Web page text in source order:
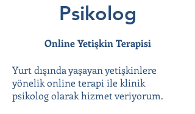
Psikolog
Online Yetişkin Terapisi
Yurt dışında yaşayan yetişkinlere
yönelik online terapi ile klinik
psikolog olarak hizmet veriyorum.